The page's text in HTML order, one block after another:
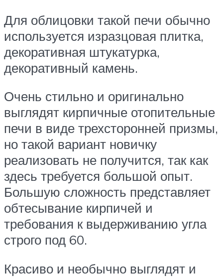
Для облицовки такой печи обычно
используется изразцовая плитка,
декоративная штукатурка,
декоративный камень.
Очень стильно и оригинально
выглядят кирпичные отопительные
печи в виде трехсторонней призмы,
но такой вариант новичку
реализовать не получится, так как
здесь требуется большой опыт.
Большую сложность представляет
обтесывание кирпичей и
требования к выдерживанию угла
строго под 60.
Красиво и необычно выглядят и